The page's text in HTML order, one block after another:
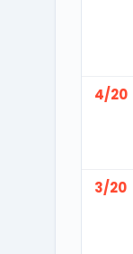
4/20
3/20